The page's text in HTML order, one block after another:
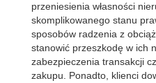
przeniesienia własności
skomplikowanego stanu
sposobów radzenia z
stanowić przeszkodę w ich
zabezpieczenia transakcji
zakupu. Ponadto, klienci